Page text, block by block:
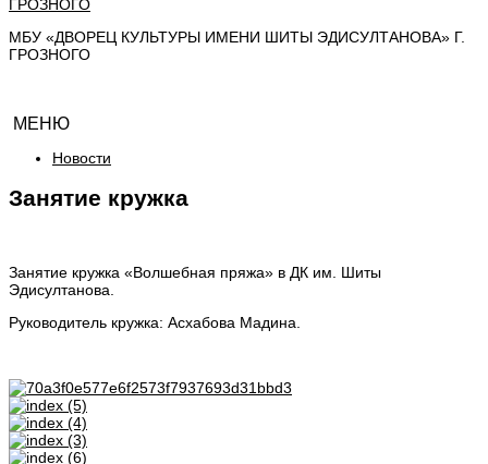
МБУ «ДВОРЕЦ КУЛЬТУРЫ ИМЕНИ ШИТЫ ЭДИСУЛТАНОВА» Г.
ГРОЗНОГО
МЕНЮ
Новости
Занятие кружка
Занятие кружка «Волшебная пряжа» в ДК им. Шиты
Эдисултанова.
Руководитель кружка: Асхабова Мадина.